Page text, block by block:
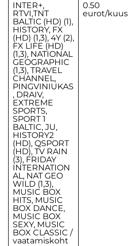
INTER+,
RTVI,ТNТ
BALTIС (HD) (1),
HISTORY, FX
(HD) (1,3), 4Y (2),
FX LIFE (HD)
(1,3), NATIONAL
GEOGRAPHIC
(1,3), TRAVEL
CHANNEL,
PINGVINIUKAS
, DRAIV,
EXTREME
SPORTS,
SPORT 1
BALTIC, JU,
HISTORY2
(HD), QSPORT
(HD), TV RAIN
(3), FRIDAY
INTERNATION
AL, NAT GEO
WILD (1,3),
MUSIC BOX
HITS, MUSIC
BOX DANCE,
MUSIC BOX
SEXY, MUSIC
BOX CLASSIC /
vaatamiskoht
0.50
eurot/kuus